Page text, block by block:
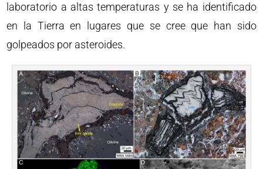
laboratorio a altas temperaturas y se ha identificado
en la Tierra en lugares que se cree que han sido
golpeados por asteroides.